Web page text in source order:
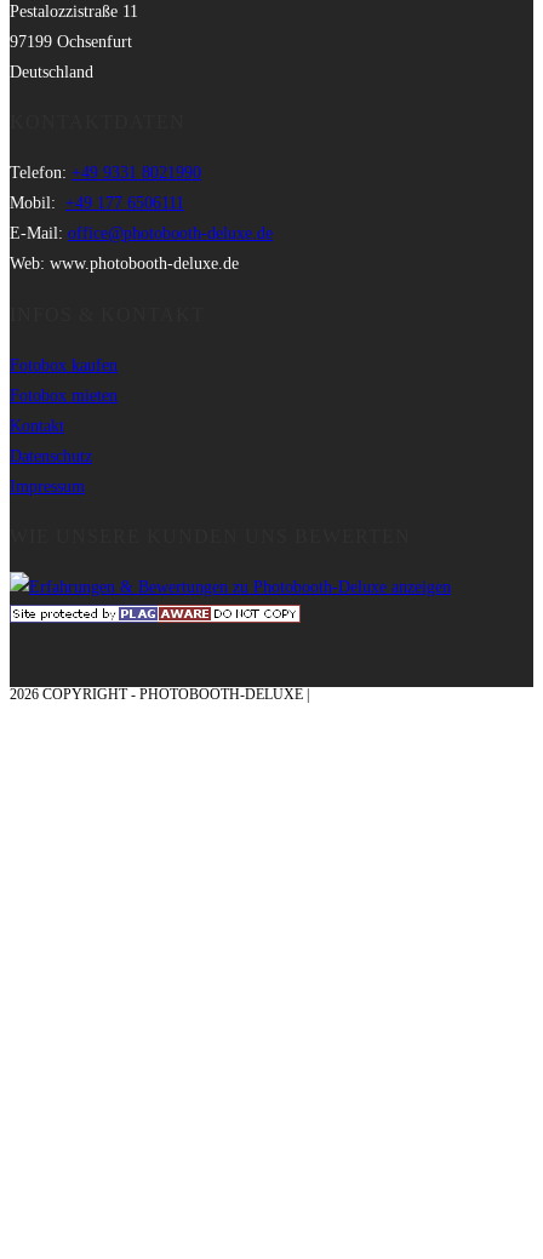
Pestalozzistraße 11
97199 Ochsenfurt
Deutschland
Telefon: +49 9331 8021990
Mobil: +49 177 6506111
E-Mail: office@photobooth-deluxe.de
Web: www.photobooth-deluxe.de
Fotobox kaufen
Fotobox mieten
Kontakt
Datenschutz
Impressum
2026 COPYRIGHT - PHOTOBOOTH-DELUXE |